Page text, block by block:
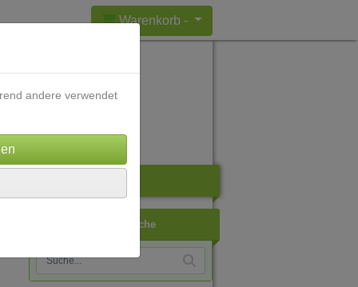
Warenkorb -
Artikelsuche
andere verwendet